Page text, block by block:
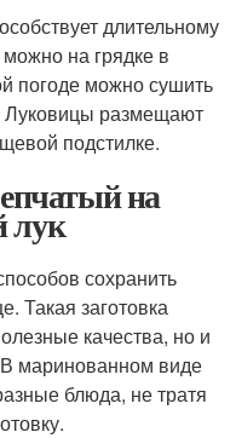
длительному
на грядке в
погоде можно сушить
Луковицы размещают
подстилке.
на
лук
сохранить
Такая заготовка
качества, но и
маринованном виде
блюда, не тратя